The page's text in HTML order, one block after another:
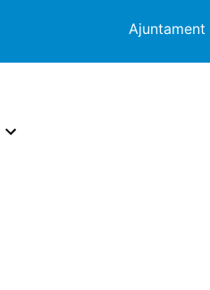
Ajuntament